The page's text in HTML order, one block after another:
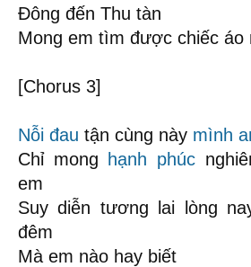
Đông đến Thu tàn
Mong em tìm được chiếc áo
[Chorus 3]
Nỗi đau tận cùng này mình
Chỉ mong
hạnh phúc
em
Suy diễn tương lai lòng
đêm
Mà em nào hay biết